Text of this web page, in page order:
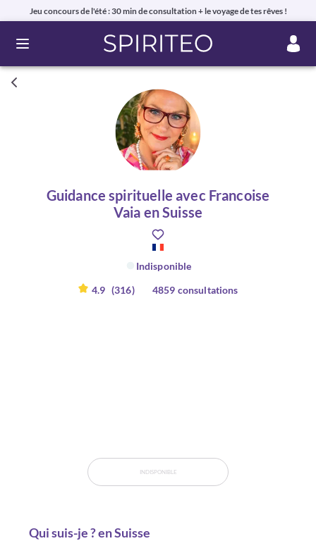
Jeu concours de l'été : 30 min de consultation + le voyage de tes rêves !
Ouvrir le menu
Guidance spirituelle avec Francoise
Vaia en Suisse
Indisponible
4.9 (316) 4859 consultations
INDISPONIBLE
Qui suis-je ? en Suisse